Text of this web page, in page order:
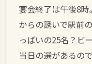
宴会終了は午後8
からの誘いで駅前
っぱいの25名？ビ
当日の選があるの